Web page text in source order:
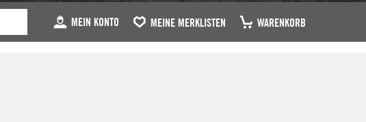
MEIN KONTO MEINE MERKLISTEN WARENKORB